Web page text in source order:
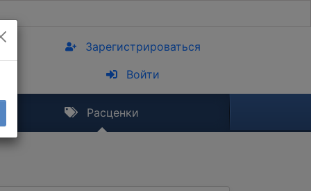
Зарегистрироваться
Войти
Расценки